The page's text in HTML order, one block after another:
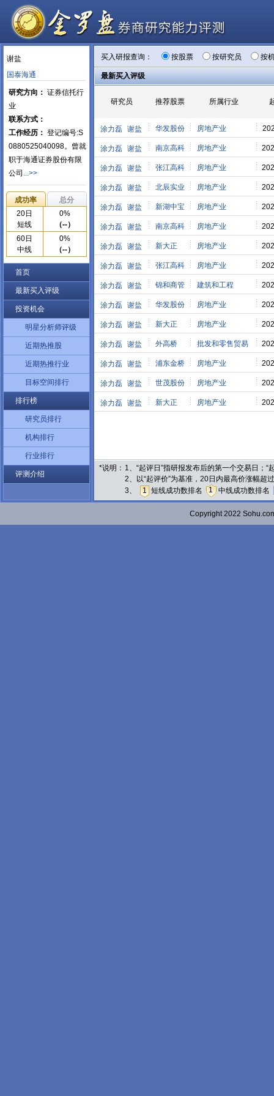
谢盐
国泰海通
研究方向： 证券信托行
业
联系方式：
工作经历： 登记编号:S
0880525040098。曾就
职于海通证券股份有限
公司 ...>>
成功率
总分
20日
短线
0%
（--）
60日
中线
0%
（--）
首页
最新买入评级
投资机会
明星分析师评级
近期热推股
近期热推行业
目标空间排行
排行榜
研究员排行
机构排行
行业排行
评测介绍
买入研报查询： 按股票 按研究员 按
最新买入评级
研究员 推荐股票 所属行业
涂力磊 谢盐 华发股份 房地产业
涂力磊 谢盐 南京高科 房地产业
涂力磊 谢盐 张江高科 房地产业
涂力磊 谢盐 北辰实业 房地产业
涂力磊 谢盐 新湖中宝 房地产业
涂力磊 谢盐 南京高科 房地产业
涂力磊 谢盐 新大正 房地产业
涂力磊 谢盐 张江高科 房地产业
涂力磊 谢盐 锦和商管 建筑和工程
涂力磊 谢盐 华发股份 房地产业
涂力磊 谢盐 新大正 房地产业
涂力磊 谢盐 外高桥 批发和零售贸易
涂力磊 谢盐 浦东金桥 房地产业
涂力磊 谢盐 世茂股份 房地产业
涂力磊 谢盐 新大正 房地产业
*说明： 1、“起评日”指研报发布后的第一个交易日；
2、以“起评价”为基准，20日内最高价涨幅
3、
1 短线成功数排名 1 中线成功数排名
Copyright 2022